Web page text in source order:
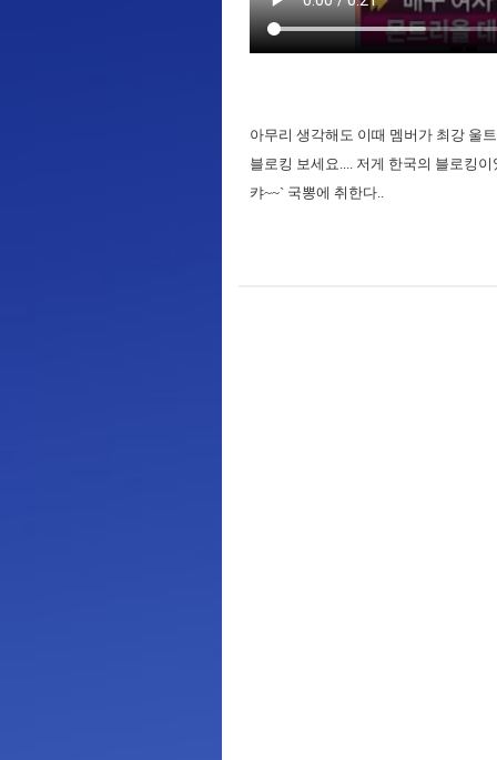
아무리 생각해도 이때 멤버가 최강 울
블로킹 보세요.... 저게 한국의 블로킹이
캬~~` 국뽕에 취한다..